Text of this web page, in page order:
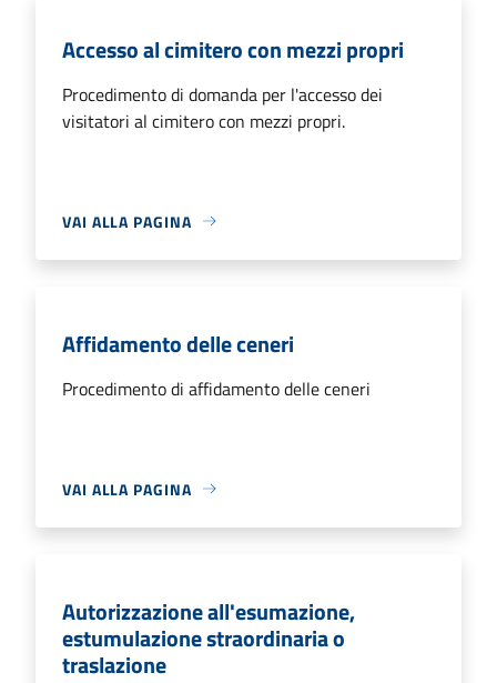
Accesso al cimitero con mezzi propri
Procedimento di domanda per l'accesso dei
visitatori al cimitero con mezzi propri.
VAI ALLA PAGINA
Affidamento delle ceneri
Procedimento di affidamento delle ceneri
VAI ALLA PAGINA
Autorizzazione all'esumazione,
estumulazione straordinaria o
traslazione